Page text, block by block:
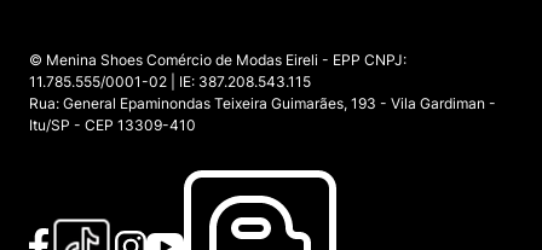
© Menina Shoes Comércio de Modas Eireli - EPP CNPJ:
11.785.555/0001-02 | IE: 387.208.543.115
Rua: General Epaminondas Teixeira Guimarães, 193 - Vila Gardiman -
Itu/SP - CEP 13309-410